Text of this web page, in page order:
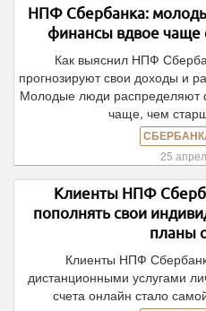
НПФ Сбербанка:
финансы вдвое чаще
Как выяснил НПФ
прогнозируют свои доходы и
Молодые люди распределяют
чаще, чем
25
Клиенты НПФ
пополнять свои
планы
Клиенты НПФ
дистанционными услугами
счета онлайн стало